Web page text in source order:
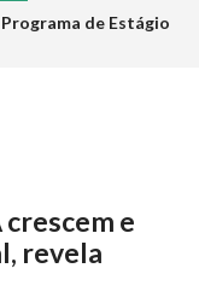
de Estágio
e
revela